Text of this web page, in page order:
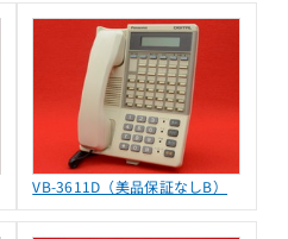
VB-3611D（美品保証なしB）